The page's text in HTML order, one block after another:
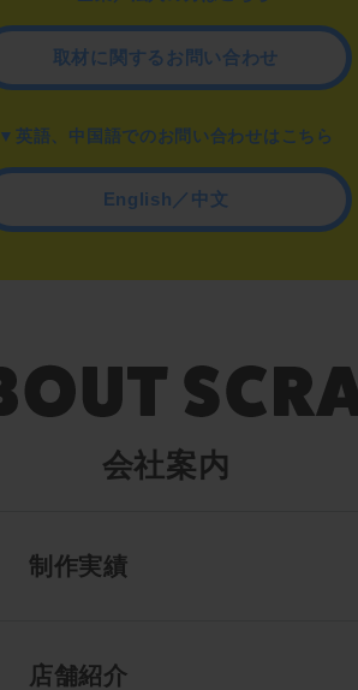
取材に関するお問い合わせ
▼英語、中国語でのお問い合わせはこちら
English／中文
会社案内
制作実績
店舗紹介